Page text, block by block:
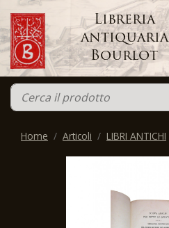
Libreria
antiquaria
Bourlot
Home Articoli LIBRI ANTICHI